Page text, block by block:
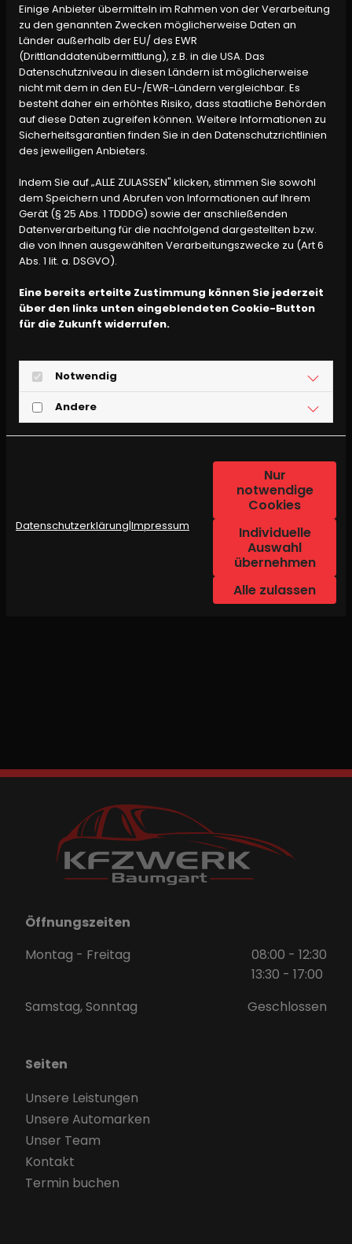
Öffnungszeiten
Montag - Freitag
08:00 - 12:30
13:30 - 17:00
Samstag, Sonntag
Geschlossen
Seiten
Unsere Leistungen
Unsere Automarken
Unser Team
Kontakt
Termin buchen
Einige Anbieter übermitteln im Rahmen von der Verarbeitung
zu den genannten Zwecken möglicherweise Daten an
Länder außerhalb der EU/ des EWR
(Drittlanddatenübermittlung), z.B. in die USA. Das
Datenschutzniveau in diesen Ländern ist möglicherweise
nicht mit dem in den EU-/EWR-Ländern vergleichbar. Es
besteht daher ein erhöhtes Risiko, dass staatliche Behörden
auf diese Daten zugreifen können. Weitere Informationen zu
Sicherheitsgarantien finden Sie in den Datenschutzrichtlinien
des jeweiligen Anbieters.
Indem Sie auf „ALLE ZULASSEN" klicken, stimmen Sie sowohl
dem Speichern und Abrufen von Informationen auf Ihrem
Gerät (§ 25 Abs. 1 TDDDG) sowie der anschließenden
Datenverarbeitung für die nachfolgend dargestellten bzw.
die von Ihnen ausgewählten Verarbeitungszwecke zu (Art 6
Abs. 1 lit. a. DSGVO).
Eine bereits erteilte Zustimmung können Sie jederzeit
über den links unten eingeblendeten Cookie-Button
für die Zukunft widerrufen.
Notwendig
Andere
Datenschutzerklärung|Impressum
Nur
notwendige
Cookies
Individuelle
Auswahl
übernehmen
Alle zulassen